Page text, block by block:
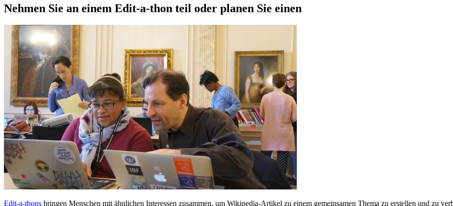
Nehmen Sie an einem Edit-a-thon teil oder planen Sie einen
Edit-a-thons bringen Menschen mit ähnlichen Interessen zusammen, um Wikipedia-Artikel zu einem gemeinsamen Thema zu erstellen und zu